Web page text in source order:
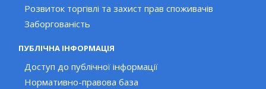
Розвиток торгівлі та захист прав споживачів
Заборгованість
ПУБЛІЧНА ІНФОРМАЦІЯ
Доступ до публічної інформації
Нормативно-правова база